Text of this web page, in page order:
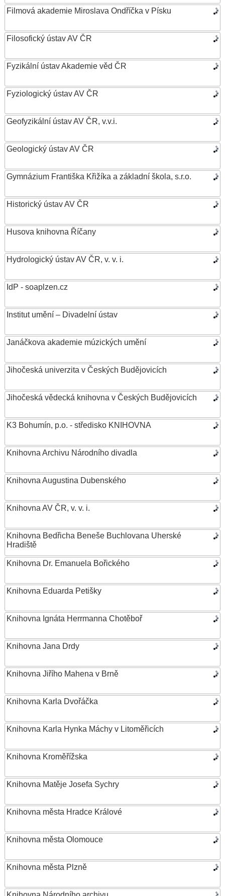
Filmová akademie Miroslava Ondříčka v Písku
Filosofický ústav AV ČR
Fyzikální ústav Akademie věd ČR
Fyziologický ústav AV ČR
Geofyzikální ústav AV ČR, v.v.i.
Geologický ústav AV ČR
Gymnázium Františka Křižíka a základní škola, s.r.o.
Historický ústav AV ČR
Husova knihovna Říčany
Hydrologický ústav AV ČR, v. v. i.
IdP - soaplzen.cz
Institut umění – Divadelní ústav
Janáčkova akademie múzických umění
Jihočeská univerzita v Českých Budějovicích
Jihočeská vědecká knihovna v Českých Budějovicích
K3 Bohumín, p.o. - středisko KNIHOVNA
Knihovna Archivu Národního divadla
Knihovna Augustina Dubenského
Knihovna AV ČR, v. v. i.
Knihovna Bedřicha Beneše Buchlovana Uherské
Hradiště
Knihovna Dr. Emanuela Bořického
Knihovna Eduarda Petišky
Knihovna Ignáta Herrmanna Chotěboř
Knihovna Jana Drdy
Knihovna Jiřího Mahena v Brně
Knihovna Karla Dvořáčka
Knihovna Karla Hynka Máchy v Litoměřicích
Knihovna Kroměřížska
Knihovna Matěje Josefa Sychry
Knihovna města Hradce Králové
Knihovna města Olomouce
Knihovna města Plzně